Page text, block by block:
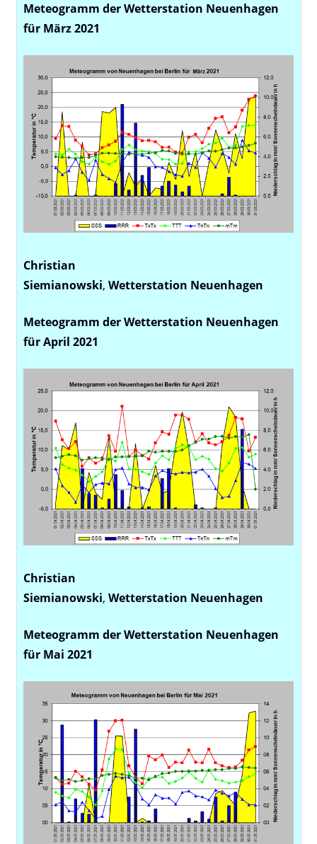
Meteogramm der Wetterstation Neuenhagen
für März 2021
Christian
Siemianowski,Wetterstation Neuenhagen
Meteogramm der Wetterstation Neuenhagen
für April 2021
Christian
Siemianowski,Wetterstation Neuenhagen
Meteogramm der Wetterstation Neuenhagen
für Mai 2021